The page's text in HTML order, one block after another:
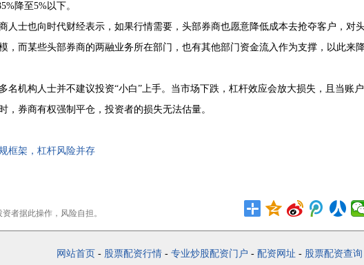
降至5%以下。
人士也向时代财经表示，如果行情需要，头部券商也愿意降低成本去抢夺客户，对
，而某些头部券商的两融业务所在部门，也有其他部门资金流入作为支撑，以此来
名机构人士并不建议投资“小白”上手。当市场下跌，杠杆效应会放大损失，且当账户
券商有权强制平仓，投资者的损失无法估量。
框架，杠杆风险并存
者据此操作，风险自担。
网站首页 - 股票配资行情 - 专业炒股配资门户 - 配资网址 - 股票配资查询